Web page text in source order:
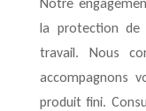
la protection de
travail. Nous
accompagnons
produit fini.